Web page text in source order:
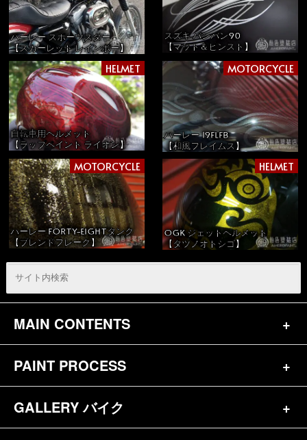
ハーレー スポーツスター
【スカーレット レインボー】
スズキ バンバン90
【マット＆ピンスト】
HELMET
自転車用ヘルメット
【ラップペイント ライオン】
MOTORCYCLE
ハーレー 19FLFB
【和風フレイムス】
MOTORCYCLE
ハーレー FORTY-EIGHTタンク
【ブレンドフレーク】
HELMET
OGK ジェットヘルメット
【タツノオトシゴ】
MAIN CONTENTS
トップページ
お問合せ
PAINT PROCESS
バイク（180）
GALLERY バイク